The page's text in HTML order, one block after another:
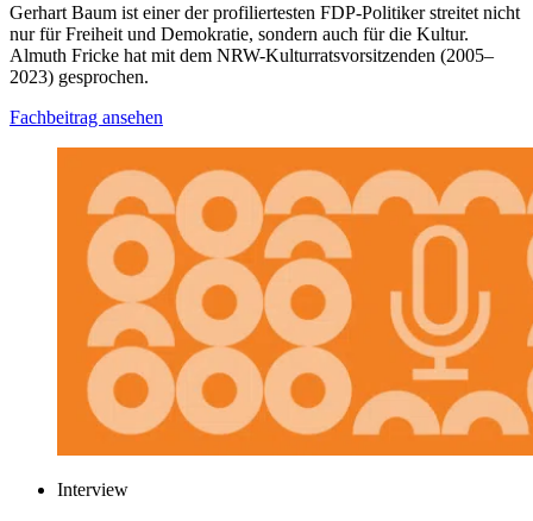
Gerhart Baum ist einer der profiliertesten FDP-Politiker streitet nicht
nur für Freiheit und Demokratie, sondern auch für die Kultur.
Almuth Fricke hat mit dem NRW-Kulturratsvorsitzenden (2005–
2023) gesprochen.
Fachbeitrag ansehen
Interview